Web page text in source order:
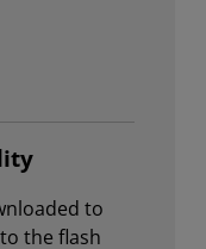
to
the flash